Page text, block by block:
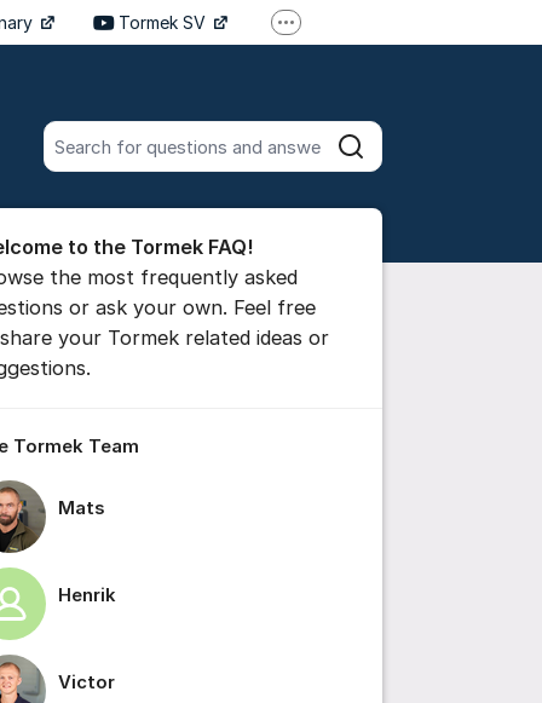
Search all posts
Search
Tormek SV More support links
for post/comment
IMG_0213.MOV
to the Tormek FAQ!
the most frequently asked
or ask your own. Feel free
your Tormek related ideas or
Tormek Team
Mats
Henrik
Victor